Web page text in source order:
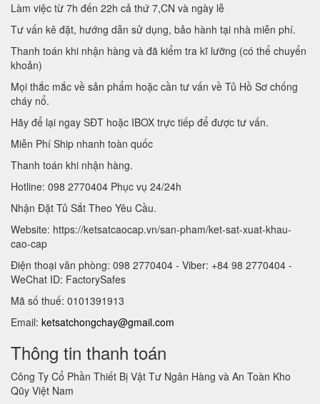
Làm việc từ 7h đến 22h cả thứ 7,CN và ngày lễ
Tư vấn kê đặt, hướng dẫn sử dụng, bảo hành tại nhà miễn phí.
Thanh toán khi nhận hàng và đã kiểm tra kĩ lưỡng (có thể chuyển
khoản)
Mọi thắc mắc về sản phẩm hoặc cần tư vấn về Tủ Hồ Sơ chống
cháy nổ.
Hãy để lại ngay SĐT hoặc IBOX trực tiếp để được tư vấn.
Miễn Phí Ship nhanh toàn quốc
Thanh toán khi nhận hàng.
Hotline: 098 2770404 Phục vụ 24/24h
Nhận Đặt Tủ Sắt Theo Yêu Cầu.
Website: https://ketsatcaocap.vn/san-pham/ket-sat-xuat-khau-
cao-cap
Điện thoại văn phòng: 098 2770404 - Viber: +84 98 2770404 -
WeChat ID: FactorySafes
Mã số thuế: 0101391913
Email: ketsatchongchay@gmail.com
Thông tin thanh toán
Công Ty Cổ Phần Thiết Bị Vật Tư Ngân Hàng và An Toàn Kho
Qũy Việt Nam